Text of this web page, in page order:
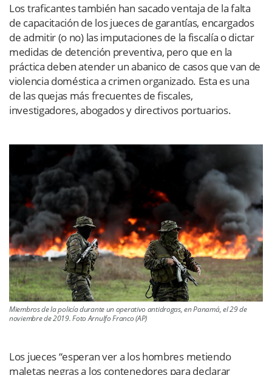
Los traficantes también han sacado ventaja de la falta
de capacitación de los jueces de garantías, encargados
de admitir (o no) las imputaciones de la fiscalía o dictar
medidas de detención preventiva, pero que en la
práctica deben atender un abanico de casos que van de
violencia doméstica a crimen organizado. Esta es una
de las quejas más frecuentes de fiscales,
investigadores, abogados y directivos portuarios.
Miembros de la policía durante un operativo antidrogas, en Panamá, el 29 de
noviembre de 2019. Foto Arnulfo Franco (AP)
Los jueces “esperan ver a los hombres metiendo
maletas negras a los contenedores para declarar